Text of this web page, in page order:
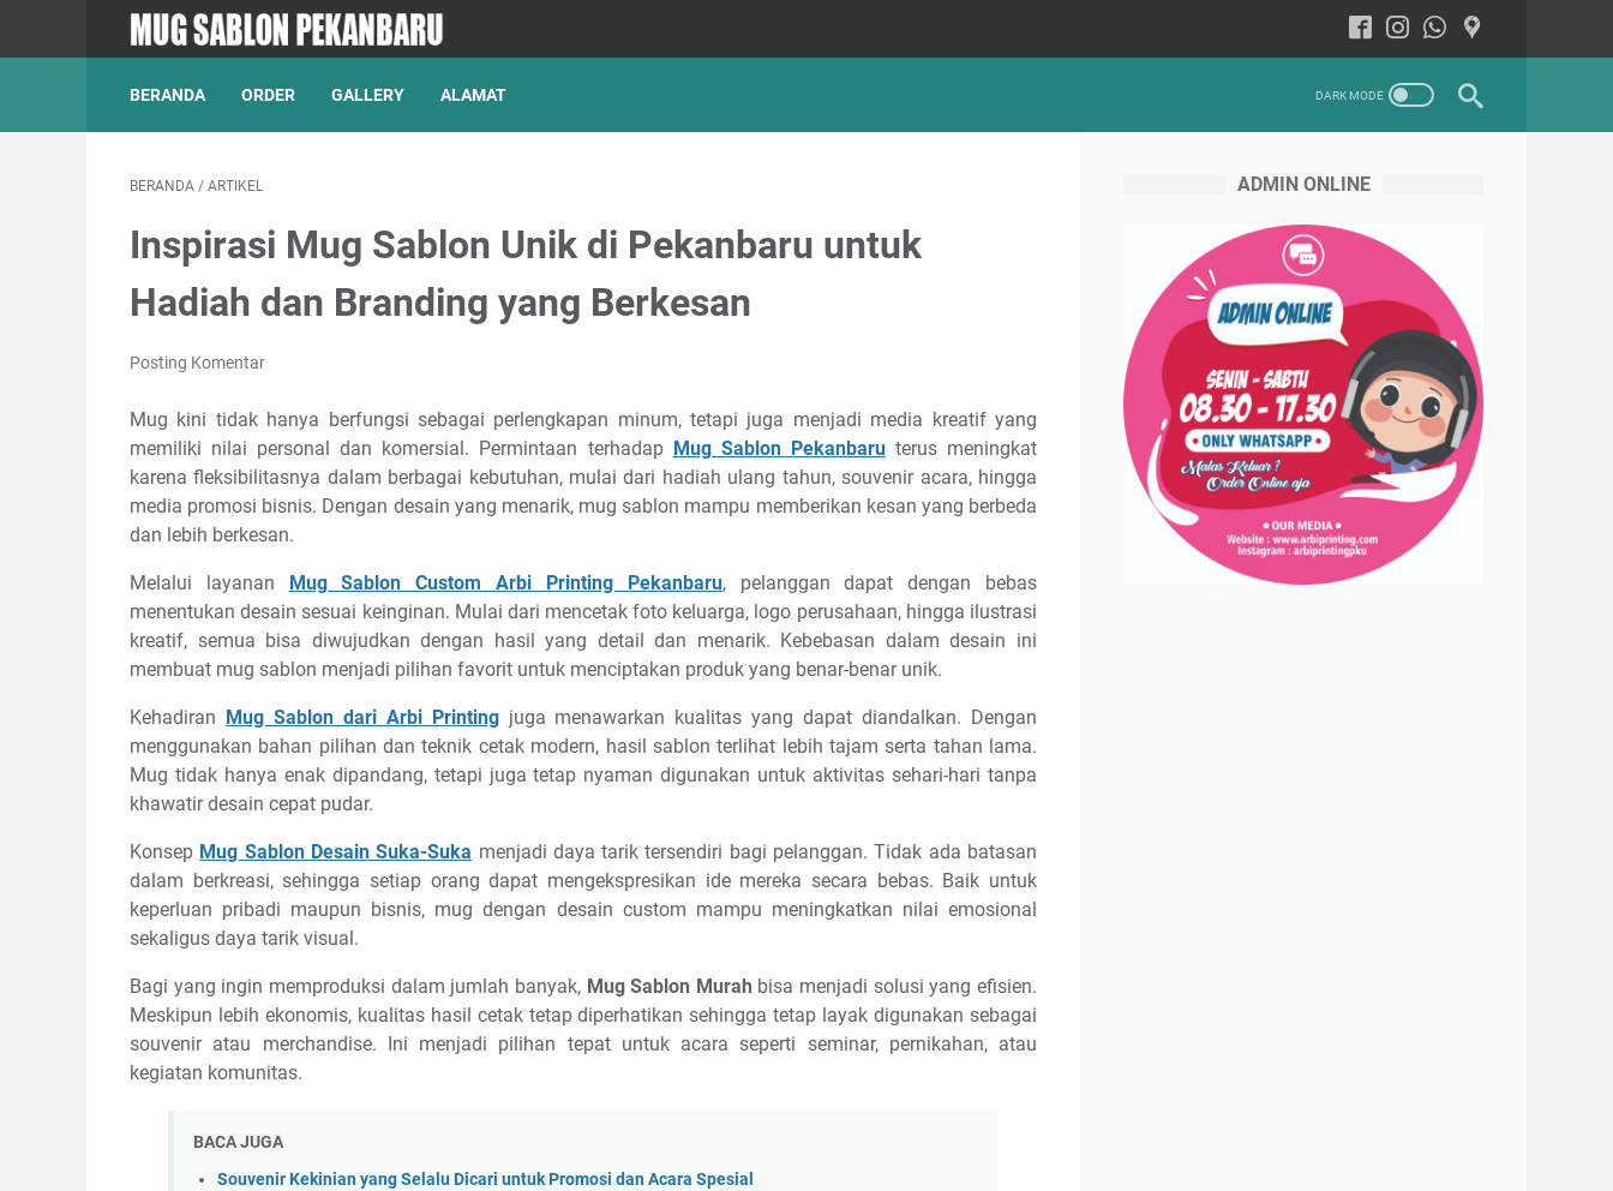
BERANDA ORDER GALLERY ALAMAT
BERANDA / ARTIKEL
Inspirasi Mug Sablon Unik di Pekanbaru untuk
Hadiah dan Branding yang Berkesan
Posting Komentar
Mug kini tidak hanya berfungsi sebagai perlengkapan minum, tetapi juga menjadi media kreatif yang
memiliki nilai personal dan komersial. Permintaan terhadap Mug Sablon Pekanbaruterus meningkat
karena fleksibilitasnya dalam berbagai kebutuhan, mulai dari hadiah ulang tahun, souvenir acara, hingga
media promosi bisnis. Dengan desain yang menarik, mug sablon mampu memberikan kesan yang berbeda
dan lebih berkesan.
Melalui layanan Mug Sablon Custom Arbi Printing Pekanbaru, pelanggan dapat dengan bebas
menentukan desain sesuai keinginan. Mulai dari mencetak foto keluarga, logo perusahaan, hingga ilustrasi
kreatif, semua bisa diwujudkan dengan hasil yang detail dan menarik. Kebebasan dalam desain ini
membuat mug sablon menjadi pilihan favorit untuk menciptakan produk yang benar-benar unik.
Kehadiran Mug Sablon dari Arbi Printingjuga menawarkan kualitas yang dapat diandalkan. Dengan
menggunakan bahan pilihan dan teknik cetak modern, hasil sablon terlihat lebih tajam serta tahan lama.
Mug tidak hanya enak dipandang, tetapi juga tetap nyaman digunakan untuk aktivitas sehari-hari tanpa
khawatir desain cepat pudar.
Konsep Mug Sablon Desain Suka-Suka menjadi daya tarik tersendiri bagi pelanggan. Tidak ada batasan
dalam berkreasi, sehingga setiap orang dapat mengekspresikan ide mereka secara bebas. Baik untuk
keperluan pribadi maupun bisnis, mug dengan desain custom mampu meningkatkan nilai emosional
sekaligus daya tarik visual.
Bagi yang ingin memproduksi dalam jumlah banyak, Mug Sablon Murah bisa menjadi solusi yang efisien.
Meskipun lebih ekonomis, kualitas hasil cetak tetap diperhatikan sehingga tetap layak digunakan sebagai
souvenir atau merchandise. Ini menjadi pilihan tepat untuk acara seperti seminar, pernikahan, atau
kegiatan komunitas.
BACA JUGA
Souvenir Kekinian yang Selalu Dicari untuk Promosi dan Acara Spesial
ADMIN ONLINE